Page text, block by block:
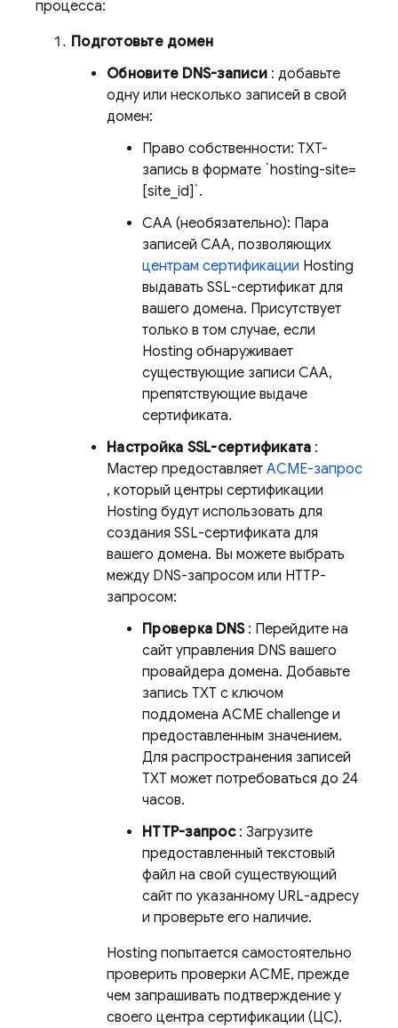
процесса:
Подготовьте домен
Обновите DNS-записи: добавьте
одну или несколько записей в свой
домен:
Право собственности: TXT-
запись в формате `hosting-site=
[site_id]`.
CAA (необязательно): Пара
записей CAA, позволяющих
центрам сертификации Hosting
выдавать SSL-сертификат для
вашего домена. Присутствует
только в том случае, если
Hosting обнаруживает
существующие записи CAA,
препятствующие выдаче
сертификата.
Настройка SSL-сертификата :
Мастер предоставляет ACME-запрос
, который центры сертификации
Hosting будут использовать для
создания SSL-сертификата для
вашего домена. Вы можете выбрать
между DNS-запросом или HTTP-
запросом:
Проверка DNS: Перейдите на
сайт управления DNS вашего
провайдера домена. Добавьте
запись TXT с ключом
поддомена ACME challenge и
предоставленным значением.
Для распространения записей
TXT может потребоваться до 24
часов.
HTTP-запрос: Загрузите
предоставленный текстовый
файл на свой существующий
сайт по указанному URL-адресу
и проверьте его наличие.
Hosting попытается самостоятельно
проверить проверки ACME, прежде
чем запрашивать подтверждение у
своего центра сертификации (ЦС).